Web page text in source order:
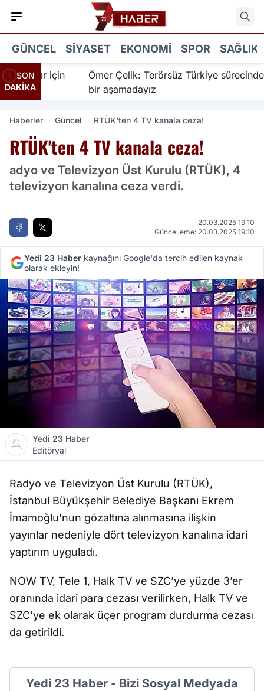
GÜNCEL SIYASET EKONOMI SPOR SAĞLIK
SON
DAKİKA
için
Ömer Çelik: Terörsüz Türkiye sürecinde
bir aşamadayız
Haberler Güncel RTÜK'ten 4 TV kanala ceza!
RTÜK'ten 4 TV kanala ceza!
adyo ve Televizyon Üst Kurulu (RTÜK), 4
televizyon kanalına ceza verdi.
20.03.2025 19:10
Güncelleme: 20.03.2025 19:10
Yedi 23 Haber kaynağını Google'da tercih edilen kaynak
olarak ekleyin!
Yedi 23 Haber
Editöryal
Radyo ve Televizyon Üst Kurulu (RTÜK),
İstanbul Büyükşehir Belediye Başkanı Ekrem
İmamoğlu'nun gözaltına alınmasına ilişkin
yayınlar nedeniyle dört televizyon kanalına idari
yaptırım uyguladı.
NOW TV, Tele 1, Halk TV ve SZC’ye yüzde 3’er
oranında idari para cezası verilirken, Halk TV ve
SZC’ye ek olarak üçer program durdurma cezası
da getirildi.
Yedi 23 Haber - Bizi Sosyal Medyada